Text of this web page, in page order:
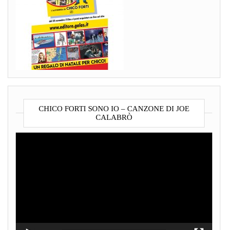
CHICO FORTI SONO IO – CANZONE DI JOE
CALABRÒ